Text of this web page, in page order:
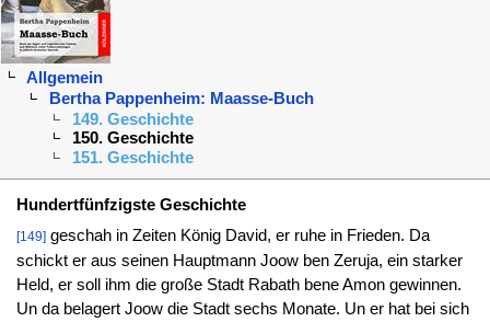
Allgemein
Bertha Pappenheim: Maasse-Buch
149. Geschichte
150. Geschichte
151. Geschichte
Hundertfünfzigste Geschichte
[149]geschah in Zeiten König David, er ruhe in Frieden. Da
schickt er aus seinen Hauptmann Joow ben Zeruja, ein starker
Held, er soll ihm die große Stadt Rabath bene Amon gewinnen.
Un da belagert Joow die Stadt sechs Monate. Un er hat bei sich